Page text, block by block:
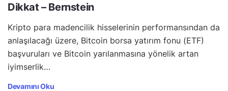
Dikkat – Bernstein
Kripto para madencilik hisselerinin performansından da
anlaşılacağı üzere, Bitcoin borsa yatırım fonu (ETF)
başvuruları ve Bitcoin yarılanmasına yönelik artan
iyimserlik…
Devamını Oku